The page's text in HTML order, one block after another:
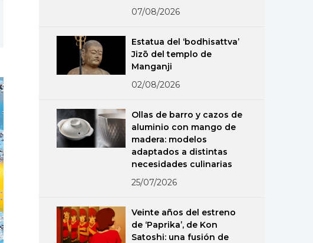
07/08/2026
Estatua del ‘bodhisattva’
Jizō del templo de
Manganji
02/08/2026
Ollas de barro y cazos de
aluminio con mango de
madera: modelos
adaptados a distintas
necesidades culinarias
25/07/2026
Veinte años del estreno
de ‘Paprika’, de Kon
Satoshi: una fusión de